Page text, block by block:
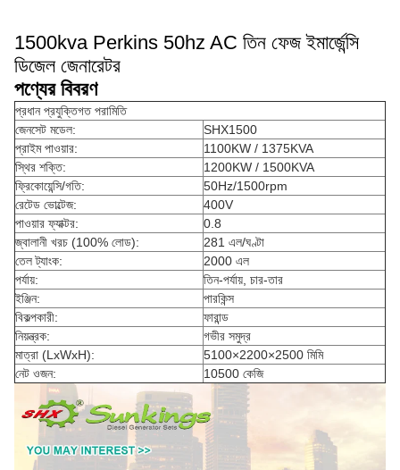
1500kva Perkins 50hz AC তিন ফেজ ইমার্জেন্সি
ডিজেল জেনারেটর
পণ্যের বিবরণ
প্রধান প্রযুক্তিগত পরামিতি
জেনসেট মডেল:
SHX1500
প্রাইম পাওয়ার:
1100KW / 1375KVA
স্থির শক্তি:
1200KW / 1500KVA
ফ্রিকোয়েন্সি/গতি:
50Hz/1500rpm
রেটেড ভোল্টেজ:
400V
পাওয়ার ফ্যাক্টর:
0.8
জ্বালানী খরচ (100% লোড):
281 এল/ঘণ্টা
তেল ট্যাংক:
2000 এল
পর্যায়:
তিন-পর্যায়, চার-তার
ইঞ্জিন:
পারকিন্স
বিকল্পকারী:
ফারান্ড
নিয়ন্ত্রক:
গভীর সমুদ্র
মাত্রা (LxWxH):
5100×2200×2500 মিমি
নেট ওজন:
10500 কেজি